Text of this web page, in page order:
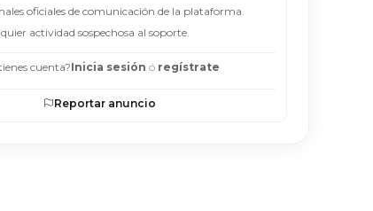
oficiales de comunicación de la plataforma.
actividad sospechosa al soporte.
cuenta?Inicia sesión ó regístrate
Reportar anuncio